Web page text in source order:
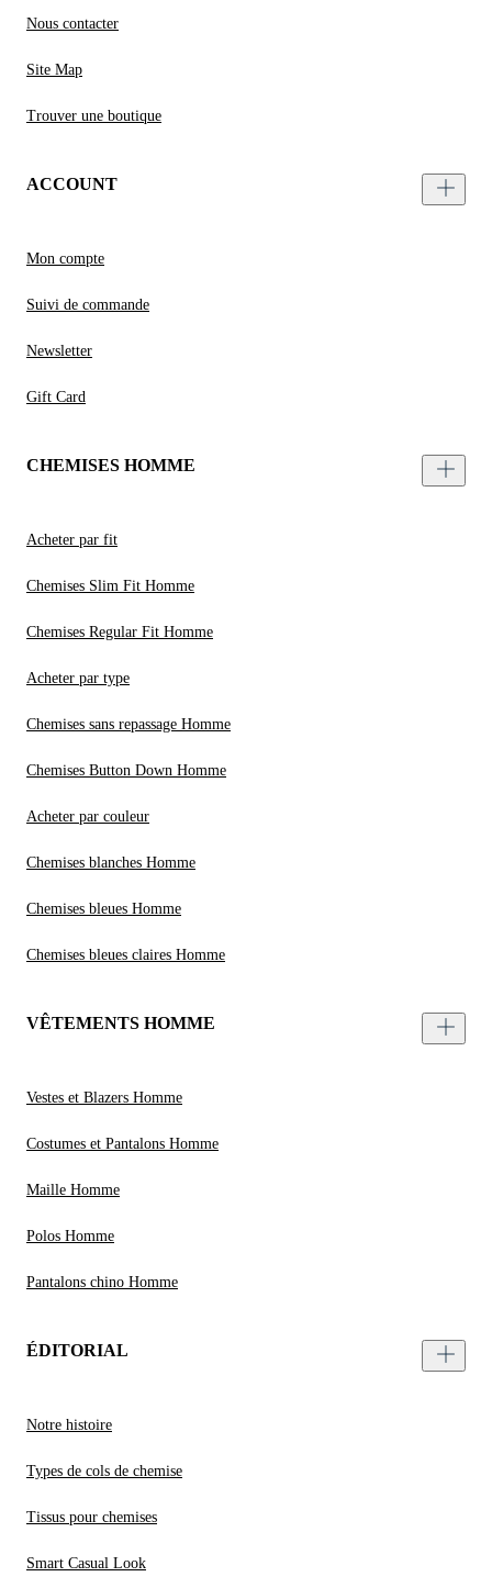
Nous contacter
Site Map
Trouver une boutique
ACCOUNT
Mon compte
Suivi de commande
Newsletter
Gift Card
CHEMISES HOMME
Acheter par fit
Chemises Slim Fit Homme
Chemises Regular Fit Homme
Acheter par type
Chemises sans repassage Homme
Chemises Button Down Homme
Acheter par couleur
Chemises blanches Homme
Chemises bleues Homme
Chemises bleues claires Homme
VÊTEMENTS HOMME
Vestes et Blazers Homme
Costumes et Pantalons Homme
Maille Homme
Polos Homme
Pantalons chino Homme
ÉDITORIAL
Notre histoire
Types de cols de chemise
Tissus pour chemises
Smart Casual Look